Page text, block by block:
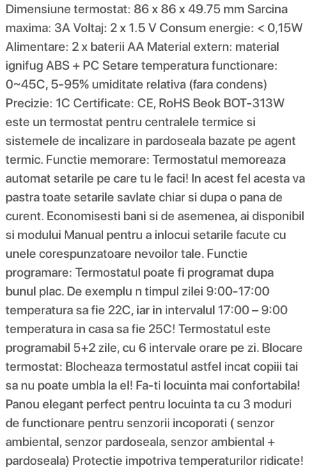
Dimensiune termostat: 86 x 86 x 49.75 mm Sarcina
maxima: 3A Voltaj: 2 x 1.5 V Consum energie: < 0,15W
Alimentare: 2 x baterii AA Material extern: material
ignifug ABS + PC Setare temperatura functionare:
0~45C, 5-95% umiditate relativa (fara condens)
Precizie: 1C Certificate: CE, RoHS Beok BOT-313W
este un termostat pentru centralele termice si
sistemele de incalizare in pardoseala bazate pe agent
termic. Functie memorare: Termostatul memoreaza
automat setarile pe care tu le faci! In acest fel acesta va
pastra toate setarile savlate chiar si dupa o pana de
curent. Economisesti bani si de asemenea, ai disponibil
si modului Manual pentru a inlocui setarile facute cu
unele corespunzatoare nevoilor tale. Functie
programare: Termostatul poate fi programat dupa
bunul plac. De exemplu n timpul zilei 9:00-17:00
temperatura sa fie 22C, iar in intervalul 17:00 – 9:00
temperatura in casa sa fie 25C! Termostatul este
programabil 5+2 zile, cu 6 intervale orare pe zi. Blocare
termostat: Blocheaza termostatul astfel incat copiii tai
sa nu poate umbla la el! Fa-ti locuinta mai confortabila!
Panou elegant perfect pentru locuinta ta cu 3 moduri
de functionare pentru senzorii incoporati ( senzor
ambiental, senzor pardoseala, senzor ambiental +
pardoseala) Protectie impotriva temperaturilor ridicate!